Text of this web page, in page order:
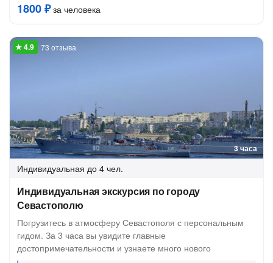
1800 ₽за человека
3 часа
73 отзыва
Индивидуальная до 4 чел.
Индивидуальная экскурсия по городу
Севастополю
Погрузитесь в атмосферу Севастополя с персональным
гидом. За 3 часа вы увидите главные
достопримечательности и узнаете много нового